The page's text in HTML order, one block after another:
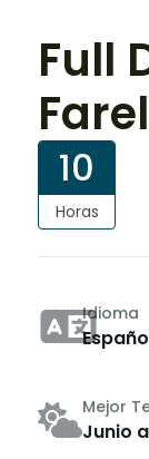
Full
10
Horas
Idioma
Mejor
Junio